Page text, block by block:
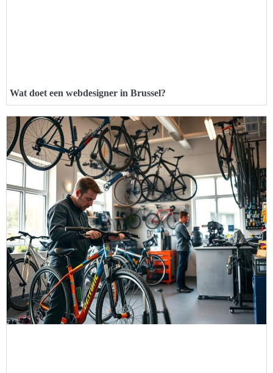
Wat doet een webdesigner in Brussel?